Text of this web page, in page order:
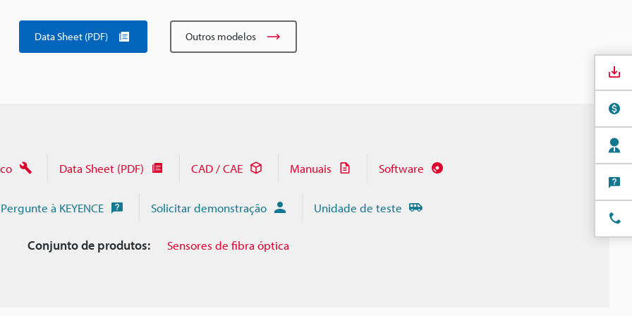
Data Sheet (PDF) Outros modelos
Data Sheet (PDF) CAD / CAE Manuais Software
Pergunte à KEYENCE Solicitar demonstração Unidade de teste
Conjunto de produtos: Sensores de fibra óptica